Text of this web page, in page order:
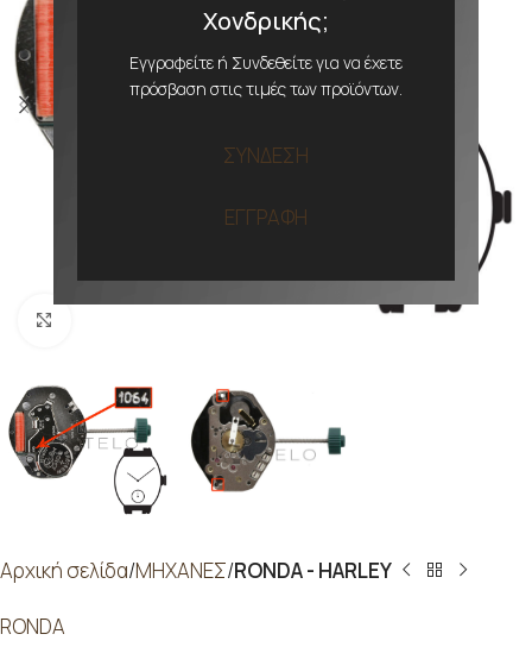
Χονδρικής;
Εγγραφείτε ή Συνδεθείτε για να έχετε
πρόσβαση στις τιμές των προϊόντων.
ΣΥΝΔΕΣΗ
ΕΓΓΡΑΦΗ
Αρχική σελίδα ΜΗΧΑΝΕΣ RONDA - HARLEY
RONDA